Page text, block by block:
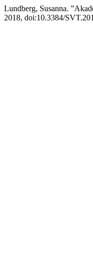
Lundberg, Susanna.
2018, doi:10.3384/